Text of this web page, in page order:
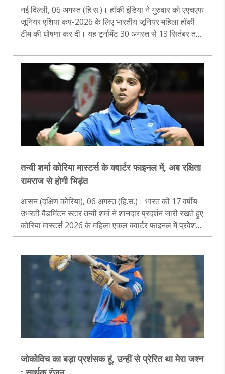
नई दिल्ली, 06 अगस्त (हि.स.)। हॉकी इंडिया ने गुरुवार को एएचएफ
जूनियर एशिया कप-2026 के लिए भारतीय जूनियर महिला हॉकी
टीम की घोषणा कर दी। यह टूर्नामेंट 30 अगस्त से 13 सितंबर तक
चीन के मोकी में खेला जाएगा। टीम में 18 खिलाड़ियों को शामिल
किया गया है, जबक..
तन्वी शर्मा कोरिया मास्टर्स के क्वार्टर फाइनल में, अब रक्षिता
रामराज से होगी भिड़ंत
आसन (दक्षिण कोरिया), 06 अगस्त (हि.स.)। भारत की 17 वर्षीय
उभरती बैडमिंटन स्टार तन्वी शर्मा ने शानदार प्रदर्शन जारी रखते हुए
कोरिया मास्टर्स 2026 के महिला एकल क्वार्टर फाइनल में प्रवेश
कर लिया है। गुरुवार को खेले गए दूसरे दौर के मुकाबले में तन्वी न..
जोकोविच का बड़ा प्रशंसक हूं, उन्हीं से प्रेरित था मेरा जश्न